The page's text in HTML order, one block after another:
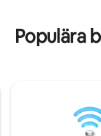
Populära